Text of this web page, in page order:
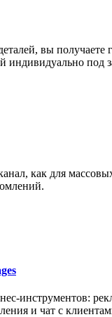
вы
индивидуально под
как для
инструментов:
и чат с